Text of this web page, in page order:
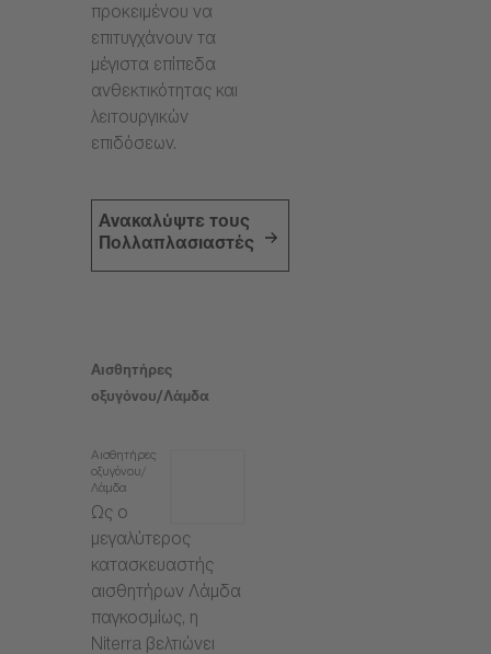
προκειμένου να
επιτυγχάνουν τα
μέγιστα επίπεδα
ανθεκτικότητας και
λειτουργικών
επιδόσεων.
Ανακαλύψτε τους
Πολλαπλασιαστές
Αισθητήρες
οξυγόνου/Λάμδα
Αισθητήρες
οξυγόνου/
Λάμδα
Ως ο
μεγαλύτερος
κατασκευαστής
αισθητήρων Λάμδα
παγκοσμίως, η
Niterra βελτιώνει